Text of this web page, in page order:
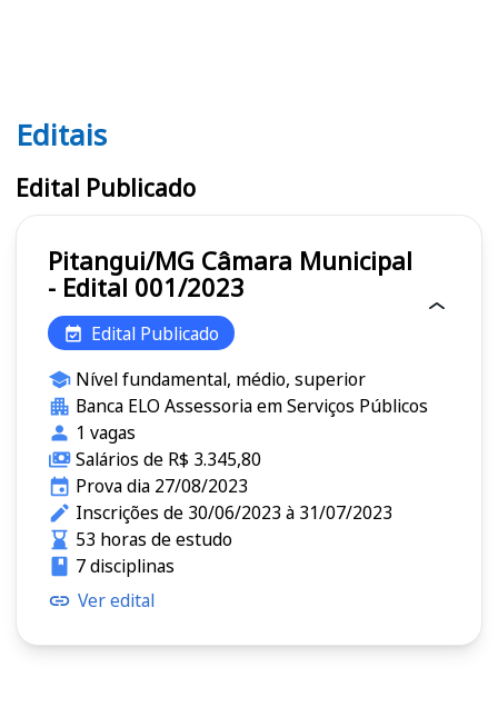
Editais
Editais
Edital Publicado
Pitangui/MG Câmara Municipal
- Edital 001/2023
Edital Publicado
Nível fundamental, médio, superior
Banca ELO Assessoria em Serviços Públicos
1 vagas
Salários de R$ 3.345,80
Prova dia 27/08/2023
Inscrições de 30/06/2023 à 31/07/2023
53 horas de estudo
7 disciplinas
Ver edital